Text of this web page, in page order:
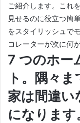
ご紹介します。
これ
見せるのに役立つ簡
をスタイリッシュで
コレーターが次に何
7 つのホー
ト。隅々
家は間違い
になります